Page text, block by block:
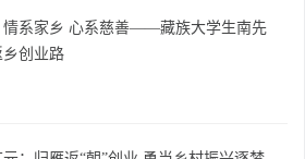
情系家乡 心系慈善——藏族大学生南先
乡创业路